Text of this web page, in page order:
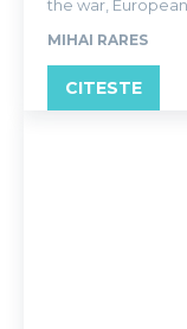
the war, European
MIHAI RARES
CITESTE